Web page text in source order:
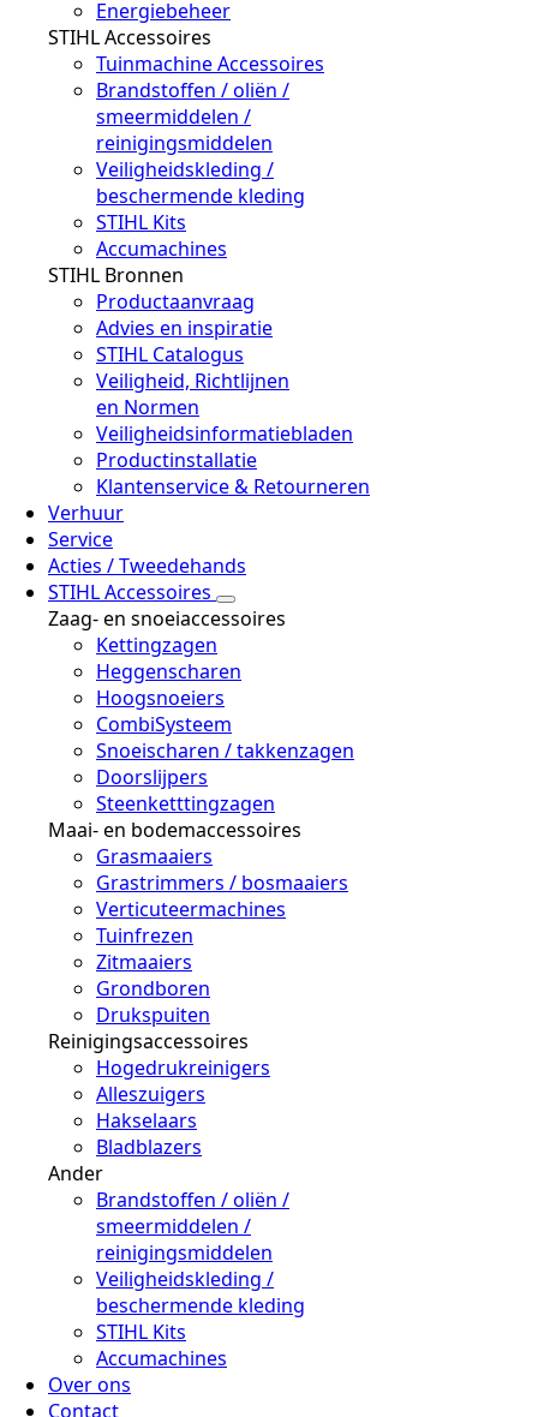
Energiebeheer
STIHL Accessoires
Tuinmachine Accessoires
Brandstoffen / oliën /
smeermiddelen /
reinigingsmiddelen
Veiligheidskleding /
beschermende kleding
STIHL Kits
Accumachines
STIHL Bronnen
Productaanvraag
Advies en inspiratie
STIHL Catalogus
Veiligheid, Richtlijnen
en Normen
Veiligheidsinformatiebladen
Productinstallatie
Klantenservice & Retourneren
Verhuur
Service
Acties / Tweedehands
STIHL Accessoires
Zaag- en snoeiaccessoires
Kettingzagen
Heggenscharen
Hoogsnoeiers
CombiSysteem
Snoeischaren / takkenzagen
Doorslijpers
Steenketttingzagen
Maai- en bodemaccessoires
Grasmaaiers
Grastrimmers / bosmaaiers
Verticuteermachines
Tuinfrezen
Zitmaaiers
Grondboren
Drukspuiten
Reinigingsaccessoires
Hogedrukreinigers
Alleszuigers
Hakselaars
Bladblazers
Ander
Brandstoffen / oliën /
smeermiddelen /
reinigingsmiddelen
Veiligheidskleding /
beschermende kleding
STIHL Kits
Accumachines
Over ons
Contact